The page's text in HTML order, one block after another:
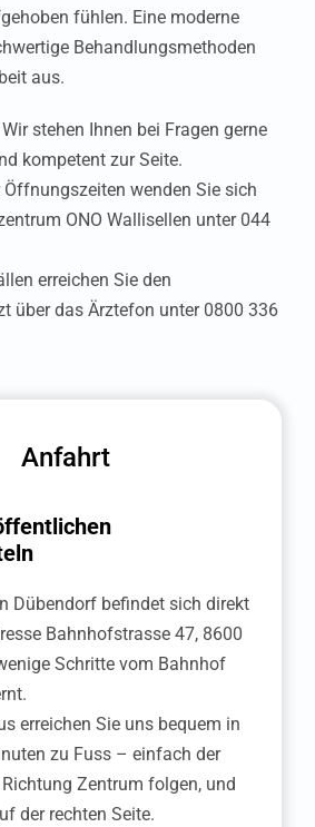
fühlen. Eine moderne
Behandlungsmethoden
aus.
stehen Ihnen bei Fragen gerne
kompetent zur Seite.
wenden Sie sich
ONO Wallisellen unter 044
erreichen Sie den
über das Ärztefon unter 0800 336
Anfahrt
Dübendorf befindet sich direkt
Bahnhofstrasse 47, 8600
Schritte vom Bahnhof
erreichen Sie uns bequem in
zu Fuss – einfach der
Zentrum folgen, und
der rechten Seite.